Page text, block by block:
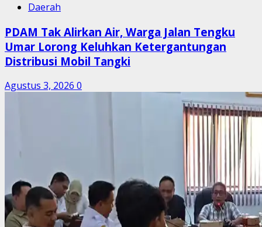
Daerah
PDAM Tak Alirkan Air, Warga Jalan Tengku
Umar Lorong Keluhkan Ketergantungan
Distribusi Mobil Tangki
Agustus 3, 2026 0